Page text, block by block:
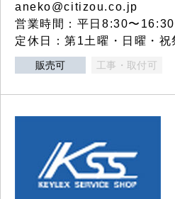
aneko@citizou.co.jp
営業時間：平日8:30〜
定休日：第1土曜・日曜・祝
販売可 工事・取付可